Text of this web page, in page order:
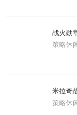
战火勋
策略休
米拉奇
策略休